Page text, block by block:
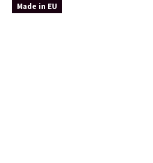
Made in EU